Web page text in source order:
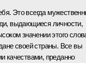
Это всегда
выдающиеся личности,
значении этого
своей страны. Все вы
качествами, преданно